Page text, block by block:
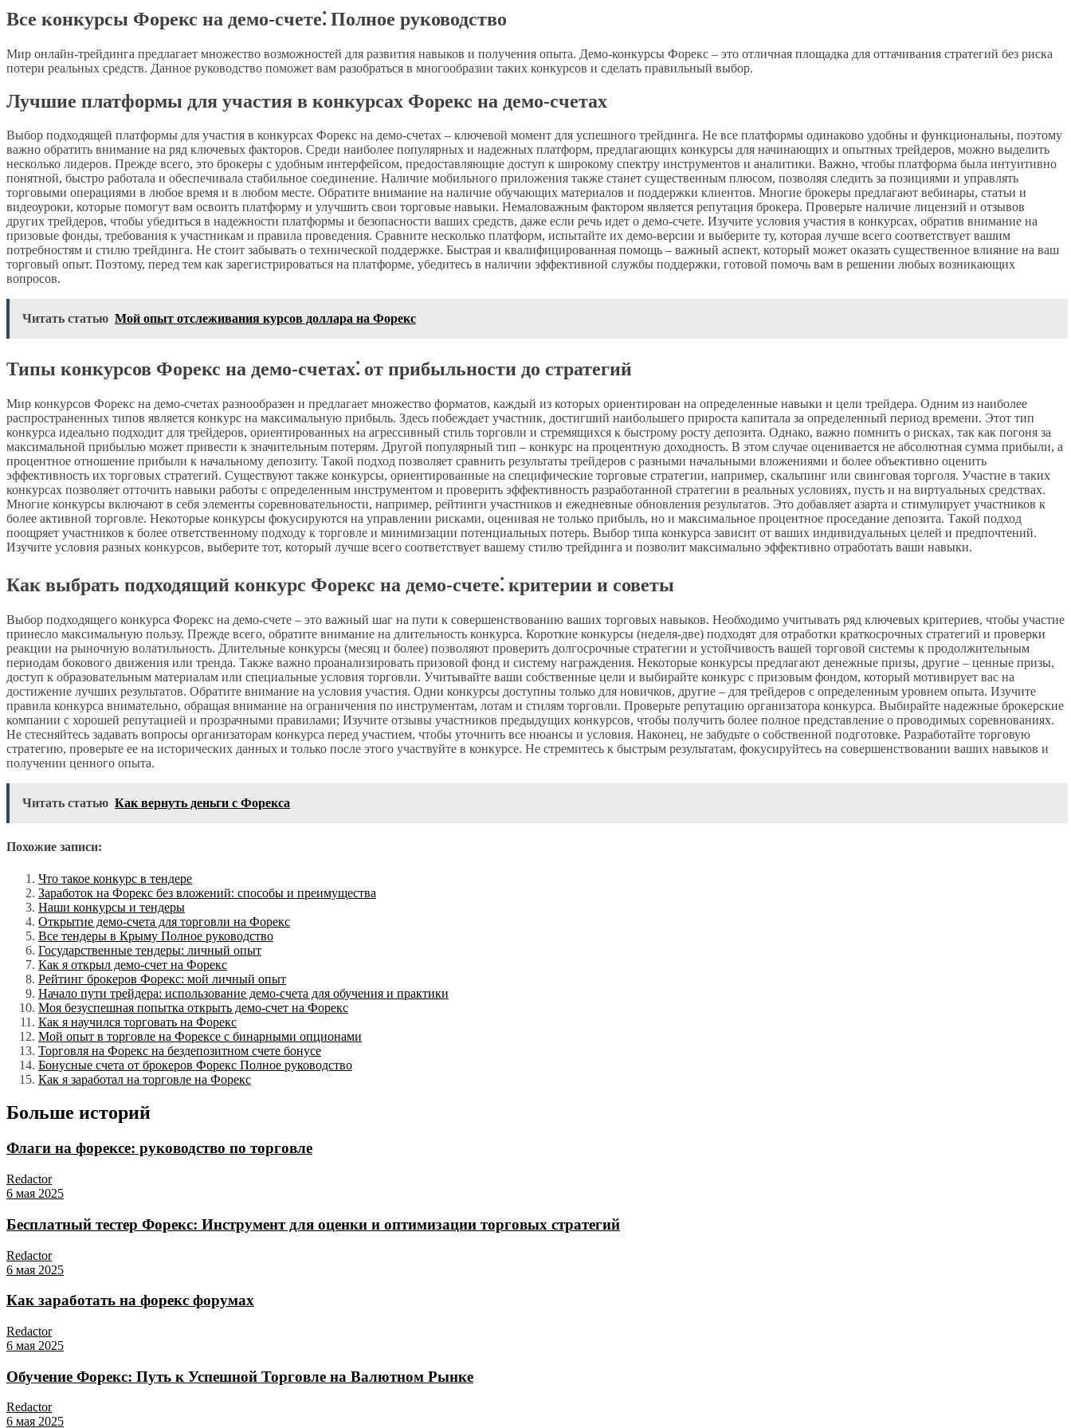
Все конкурсы Форекс на демо-счете⁚ Полное руководство
Мир онлайн-трейдинга предлагает множество возможностей для развития навыков и получения опыта. Демо-конкурсы Форекс – это отличная площадка для оттачивания стратегий без риска
потери реальных средств. Данное руководство поможет вам разобраться в многообразии таких конкурсов и сделать правильный выбор.
Лучшие платформы для участия в конкурсах Форекс на демо-счетах
Выбор подходящей платформы для участия в конкурсах Форекс на демо-счетах – ключевой момент для успешного трейдинга. Не все платформы одинаково удобны и функциональны, поэтому
важно обратить внимание на ряд ключевых факторов. Среди наиболее популярных и надежных платформ, предлагающих конкурсы для начинающих и опытных трейдеров, можно выделить
несколько лидеров. Прежде всего, это брокеры с удобным интерфейсом, предоставляющие доступ к широкому спектру инструментов и аналитики. Важно, чтобы платформа была интуитивно
понятной, быстро работала и обеспечивала стабильное соединение. Наличие мобильного приложения также станет существенным плюсом, позволяя следить за позициями и управлять
торговыми операциями в любое время и в любом месте. Обратите внимание на наличие обучающих материалов и поддержки клиентов. Многие брокеры предлагают вебинары, статьи и
видеоуроки, которые помогут вам освоить платформу и улучшить свои торговые навыки. Немаловажным фактором является репутация брокера. Проверьте наличие лицензий и отзывов
других трейдеров, чтобы убедиться в надежности платформы и безопасности ваших средств, даже если речь идет о демо-счете. Изучите условия участия в конкурсах, обратив внимание на
призовые фонды, требования к участникам и правила проведения. Сравните несколько платформ, испытайте их демо-версии и выберите ту, которая лучше всего соответствует вашим
потребностям и стилю трейдинга. Не стоит забывать о технической поддержке. Быстрая и квалифицированная помощь – важный аспект, который может оказать существенное влияние на ваш
торговый опыт. Поэтому, перед тем как зарегистрироваться на платформе, убедитесь в наличии эффективной службы поддержки, готовой помочь вам в решении любых возникающих
вопросов.
Читать статью Мой опыт отслеживания курсов доллара на Форекс
Типы конкурсов Форекс на демо-счетах⁚ от прибыльности до стратегий
Мир конкурсов Форекс на демо-счетах разнообразен и предлагает множество форматов, каждый из которых ориентирован на определенные навыки и цели трейдера. Одним из наиболее
распространенных типов является конкурс на максимальную прибыль. Здесь побеждает участник, достигший наибольшего прироста капитала за определенный период времени. Этот тип
конкурса идеально подходит для трейдеров, ориентированных на агрессивный стиль торговли и стремящихся к быстрому росту депозита. Однако, важно помнить о рисках, так как погоня за
максимальной прибылью может привести к значительным потерям. Другой популярный тип – конкурс на процентную доходность. В этом случае оценивается не абсолютная сумма прибыли, а
процентное отношение прибыли к начальному депозиту. Такой подход позволяет сравнить результаты трейдеров с разными начальными вложениями и более объективно оценить
эффективность их торговых стратегий. Существуют также конкурсы, ориентированные на специфические торговые стратегии, например, скальпинг или свинговая торголя. Участие в таких
конкурсах позволяет отточить навыки работы с определенным инструментом и проверить эффективность разработанной стратегии в реальных условиях, пусть и на виртуальных средствах.
Многие конкурсы включают в себя элементы соревновательности, например, рейтинги участников и ежедневные обновления результатов. Это добавляет азарта и стимулирует участников к
более активной торговле. Некоторые конкурсы фокусируются на управлении рисками, оценивая не только прибыль, но и максимальное процентное проседание депозита. Такой подход
поощряет участников к более ответственному подходу к торговле и минимизации потенциальных потерь. Выбор типа конкурса зависит от ваших индивидуальных целей и предпочтений.
Изучите условия разных конкурсов, выберите тот, который лучше всего соответствует вашему стилю трейдинга и позволит максимально эффективно отработать ваши навыки.
Как выбрать подходящий конкурс Форекс на демо-счете⁚ критерии и советы
Выбор подходящего конкурса Форекс на демо-счете – это важный шаг на пути к совершенствованию ваших торговых навыков. Необходимо учитывать ряд ключевых критериев, чтобы участие
принесло максимальную пользу. Прежде всего, обратите внимание на длительность конкурса. Короткие конкурсы (неделя-две) подходят для отработки краткосрочных стратегий и проверки
реакции на рыночную волатильность. Длительные конкурсы (месяц и более) позволяют проверить долгосрочные стратегии и устойчивость вашей торговой системы к продолжительным
периодам бокового движения или тренда. Также важно проанализировать призовой фонд и систему награждения. Некоторые конкурсы предлагают денежные призы, другие – ценные призы,
доступ к образовательным материалам или специальные условия торговли. Учитывайте ваши собственные цели и выбирайте конкурс с призовым фондом, который мотивирует вас на
достижение лучших результатов. Обратите внимание на условия участия. Одни конкурсы доступны только для новичков, другие – для трейдеров с определенным уровнем опыта. Изучите
правила конкурса внимательно, обращая внимание на ограничения по инструментам, лотам и стилям торговли. Проверьте репутацию организатора конкурса. Выбирайте надежные брокерские
компании с хорошей репутацией и прозрачными правилами; Изучите отзывы участников предыдущих конкурсов, чтобы получить более полное представление о проводимых соревнованиях.
Не стесняйтесь задавать вопросы организаторам конкурса перед участием, чтобы уточнить все нюансы и условия. Наконец, не забудьте о собственной подготовке. Разработайте торговую
стратегию, проверьте ее на исторических данных и только после этого участвуйте в конкурсе. Не стремитесь к быстрым результатам, фокусируйтесь на совершенствовании ваших навыков и
получении ценного опыта.
Читать статью Как вернуть деньги с Форекса
Похожие записи:
Что такое конкурс в тендере
Заработок на Форекс без вложений: способы и преимущества
Наши конкурсы и тендеры
Открытие демо-счета для торговли на Форекс
Все тендеры в Крыму Полное руководство
Государственные тендеры: личный опыт
Как я открыл демо-счет на Форекс
Рейтинг брокеров Форекс: мой личный опыт
Начало пути трейдера: использование демо-счета для обучения и практики
Моя безуспешная попытка открыть демо-счет на Форекс
Как я научился торговать на Форекс
Мой опыт в торговле на Форексе с бинарными опционами
Торговля на Форекс на бездепозитном счете бонусе
Бонусные счета от брокеров Форекс Полное руководство
Как я заработал на торговле на Форекс
Больше историй
Флаги на форексе: руководство по торговле
Redactor
6 мая 2025
Бесплатный тестер Форекс: Инструмент для оценки и оптимизации торговых стратегий
Redactor
6 мая 2025
Как заработать на форекс форумах
Redactor
6 мая 2025
Обучение Форекс: Путь к Успешной Торговле на Валютном Рынке
Redactor
6 мая 2025